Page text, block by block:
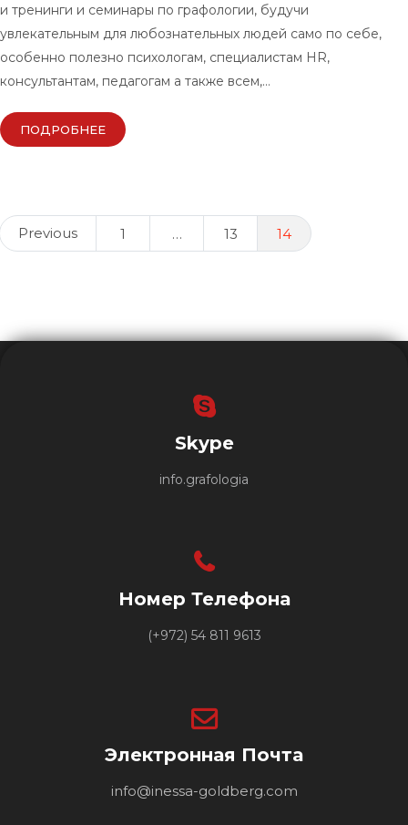
и тренинги и семинары по графологии, будучи
увлекательным для любознательных людей само по себе,
особенно полезно психологам, специалистам HR,
консультантам, педагогам а также всем,…
ПОДРОБНЕЕ
Posts
Previous 1 … 13 14
Skype
info.grafologia
Номер Телефона
(+972) 54 811 9613
Электронная Почта
info@inessa-goldberg.com